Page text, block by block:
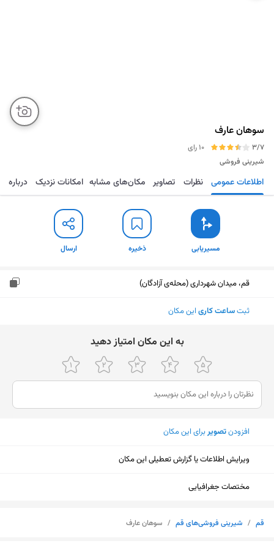
سوهان عارف
3/7
10 رای
شیرینی فروشی
مسیریابی ذخیره ارسال اطلاعات عمومی نظرات تصاویر مکان‌های مشابه امکانات نزدیک درباره
مسیریابی ذخیره ارسال
قم، میدان شهرداری (محله‌ی آزادگان)
ثبتساعت کاری این مکان
ﺑﻪ اﯾﻦ ﻣﮑﺎن اﻣﺘﯿﺎز دﻫﯿﺪ
افزودنتصویربرای این مکان
ویرایش اطلاعات یا گزارش تعطیلی این مکان
مختصات جغرافیایی
قم / شیرینی فروشی‌های قم / سوهان عارف